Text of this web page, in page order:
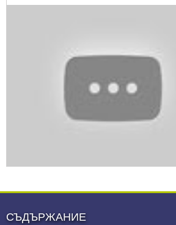
СЪДЪРЖАНИЕ